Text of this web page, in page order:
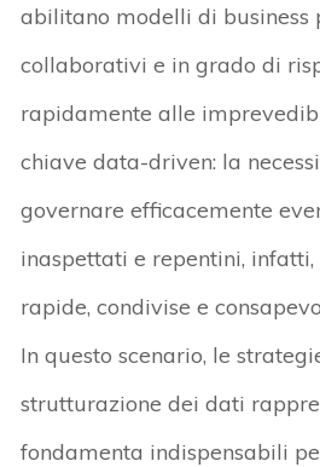
abilitano modelli di business
collaborativi e in grado di
rapidamente alle
chiave data-driven: la
governare efficacemente
inaspettati e repentini, infatti,
rapide, condivise e
In questo scenario, le
strutturazione dei dati
fondamenta indispensabili